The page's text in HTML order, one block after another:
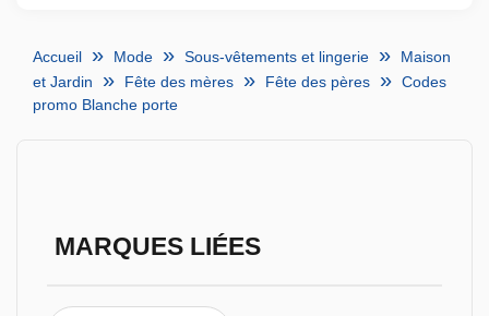
Accueil Mode Sous-vêtements et lingerie
Maison
et Jardin
Fête des mères Fête des pères
Codes
promo Blanche porte
MARQUES LIÉES